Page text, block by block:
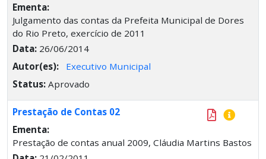
Ementa:
Julgamento das contas da Prefeita Municipal de Dores
do Rio Preto, exercício de 2011
Data: 26/06/2014
Autor(es):
Executivo Municipal
Status: Aprovado
Prestação de Contas 02
Ementa:
Prestação de contas anual 2009, Cláudia Martins Bastos